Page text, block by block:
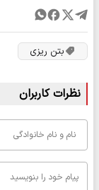
بتن ریزی
نظرات کاربران